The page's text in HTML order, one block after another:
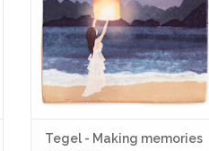
Tegel - Making memories